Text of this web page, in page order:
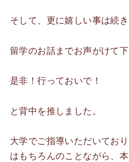
そして、更に嬉しい事は続き
留学のお話までお声がけて下
是非！行っておいで！
と背中を推しました。
大学でご指導いただいてお
はもちろんのことながら、